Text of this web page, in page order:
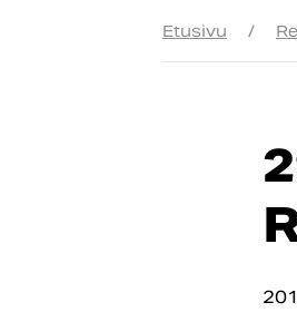
Etusivu /